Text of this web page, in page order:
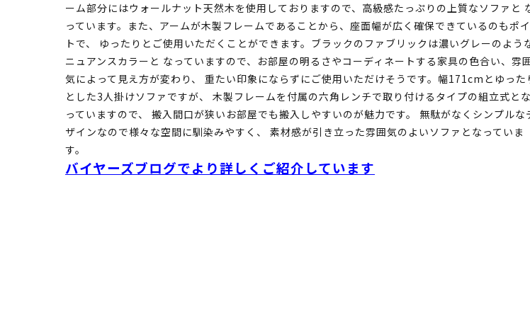
ーム部分にはウォールナット天然木を使用しておりますので、高級感たっぷりの上質なソファと
っています。また、アームが木製フレームであることから、座面幅が広く確保できているのもポ
トで、 ゆったりとご使用いただくことができます。ブラックのファブリックは濃いグレーのよう
ニュアンスカラーと なっていますので、お部屋の明るさやコーディネートする家具の色合い、雰
気によって見え方が変わり、 重たい印象にならずにご使用いただけそうです。幅171cmとゆった
とした3人掛けソファですが、 木製フレームを付属の六角レンチで取り付けるタイプの組立式とな
っていますので、 搬入間口が狭いお部屋でも搬入しやすいのが魅力です。 無駄がなくシンプルな
ザインなので様々な空間に馴染みやすく、 素材感が引き立った雰囲気のよいソファとなっていま
す。
バイヤーズブログでより詳しくご紹介しています